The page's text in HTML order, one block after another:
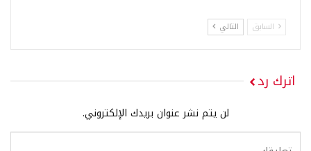
السابق التالي
اترك رد
لن يتم نشر عنوان بريدك الإلكتروني.